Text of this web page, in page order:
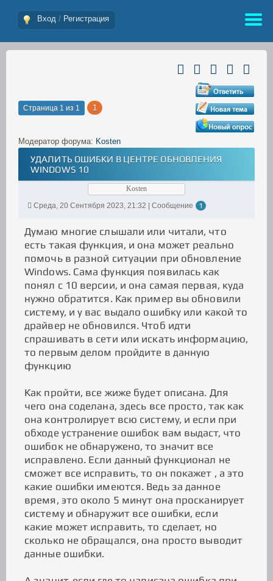
Вход / Регистрация
Страница 1 из 1 1
Модератор форума: Kosten
УДАЛИТЬ ОШИБКИ В ЦЕНТРЕ ОБНОВЛЕНИЯ
WINDOWS 10
Kosten
Среда, 20 Сентября 2023, 21:32 | Сообщение
1
Думаю многие слышали или читали, что
есть такая функция, и она может реально
помочь в разной ситуации при обновление
Windows. Сама функция появилась как
понял с 10 версии, и она самая первая, куда
нужно обратится. Как пример вы обновили
систему, и у вас выдало ошибку или какой то
драйвер не обновился. Чтоб идти
спрашивать в сети или искать информацию,
то первым делом пройдите в данную
функцию
Как пройти, все жиже будет описана. Для
чего она соделана, здесь все просто, так как
она контролирует всю систему, и если при
обходе устранение ошибок вам выдаст, что
ошибок не обнаружено, то значит все
исправлено. Если данный функционал не
сможет все исправить, то он покажет , а это
какие ошибки имеются. Ведь за данное
время, это около 5 минут она просканирует
систему и обнаружит все ошибки, если
какие может исправить, то сделает, но
сколько не обращался, она просто выводит
данные ошибки.